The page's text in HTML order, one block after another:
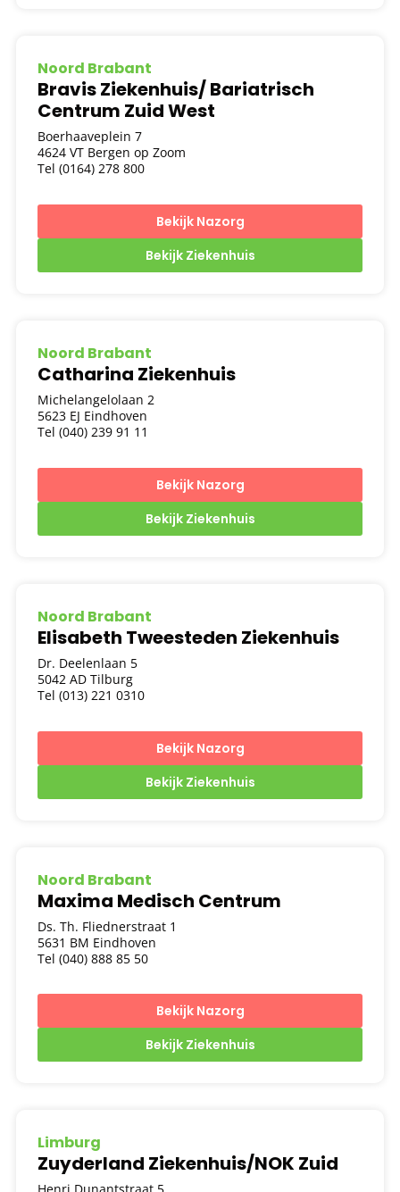
Noord Brabant
Bravis Ziekenhuis/ Bariatrisch
Centrum Zuid West
Boerhaaveplein 7
4624 VT Bergen op Zoom
Tel (0164) 278 800
Bekijk Nazorg
Bekijk Ziekenhuis
Noord Brabant
Catharina Ziekenhuis
Michelangelolaan 2
5623 EJ Eindhoven
Tel (040) 239 91 11
Bekijk Nazorg
Bekijk Ziekenhuis
Noord Brabant
Elisabeth Tweesteden Ziekenhuis
Dr. Deelenlaan 5
5042 AD Tilburg
Tel (013) 221 0310
Bekijk Nazorg
Bekijk Ziekenhuis
Noord Brabant
Maxima Medisch Centrum
Ds. Th. Fliednerstraat 1
5631 BM Eindhoven
Tel (040) 888 85 50
Bekijk Nazorg
Bekijk Ziekenhuis
Limburg
Zuyderland Ziekenhuis/NOK Zuid